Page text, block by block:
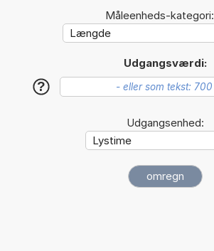
Måleenheds-kategori:
Udgangsværdi:
?
Udgangsenhed: